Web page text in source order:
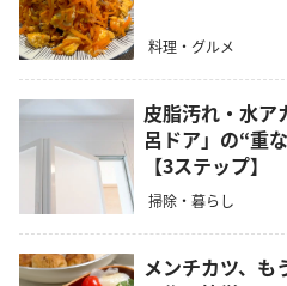
料理・グルメ
皮脂汚れ・水ア
呂ドア」の“重
【3ステップ】
掃除・暮らし
メンチカツ、も